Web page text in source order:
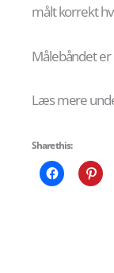
målt korrekt
Målebåndet er
Læs mere
Share this: